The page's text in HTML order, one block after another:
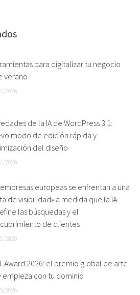
para digitalizar tu negocio
verano
2026
de la IA de WordPress 3.1:
modo de edición rápida y
del diseño
2026
empresas europeas se enfrentan a una
de visibilidad» a medida que la IA
las búsquedas y el
de clientes
2026
Award 2026: el premio global de arte
empieza con tu dominio
2026